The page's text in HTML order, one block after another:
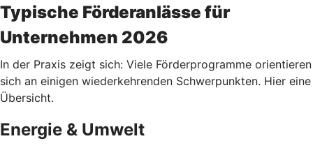
Typische Förderanlässe für
Unternehmen 2026
In der Praxis zeigt sich: Viele Förderprogramme orientieren
sich an einigen wiederkehrenden Schwerpunkten. Hier eine
Übersicht.
Energie & Umwelt